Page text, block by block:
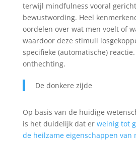
terwijl mindfulness vooral
bewustwording. Heel
oordelen over wat men voelt of
waardoor deze stimuli
specifieke (automatische)
onthechting.
De donkere zijde
Op basis van de huidige
is het duidelijk dat erweinig tot
de heilzame eigenschappen van